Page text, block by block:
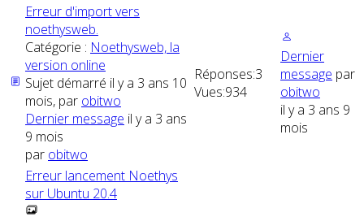
Erreur d'import vers
noethysweb.
Catégorie : Noethysweb, la
version online
Sujet démarré il y a 3 ans 10
mois, par obitwo
Dernier message il y a 3 ans
9 mois
par obitwo
Réponses:3
Vues:934
Dernier
message par
obitwo
il y a 3 ans 9
mois
Erreur lancement Noethys
sur Ubuntu 20.4